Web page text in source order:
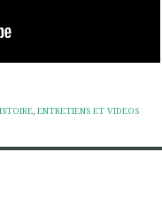
, ENTRETIENS ET VIDEOS